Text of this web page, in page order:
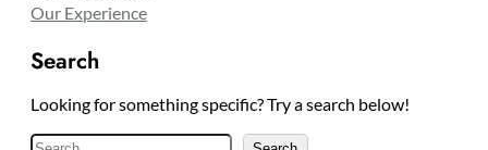
Our Experience
Search
Looking for something specific? Try a search below!
S